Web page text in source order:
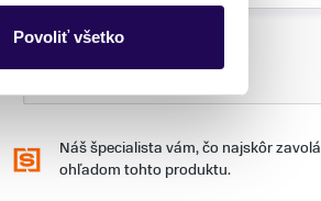
Povoliť všetko
Náš špecialista vám, čo najskôr zavolá
ohľadom tohto produktu.